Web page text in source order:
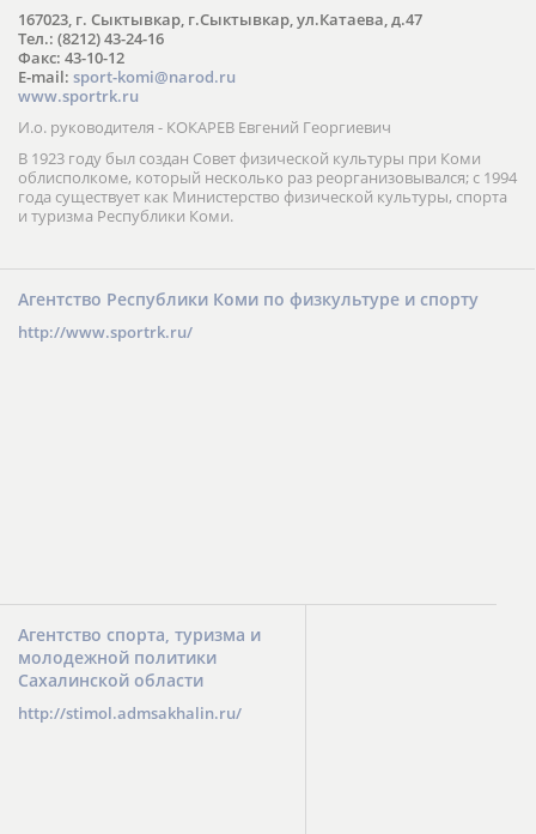
167023, г. Сыктывкар, г.Сыктывкар, ул.Катаева, д.47
Тел.: (8212) 43-24-16
Факс: 43-10-12
E-mail: sport-komi@narod.ru
www.sportrk.ru
И.о. руководителя - КОКАРЕВ Евгений Георгиевич
В 1923 году был создан Совет физической культуры при Коми
облисполкоме, который несколько раз реорганизовывался; с 1994
года существует как Министерство физической культуры, спорта
и туризма Республики Коми.
Агентство Республики Коми по физкультуре и спорту
http://www.sportrk.ru/
Агентство спорта, туризма и
молодежной политики
Сахалинской области
http://stimol.admsakhalin.ru/